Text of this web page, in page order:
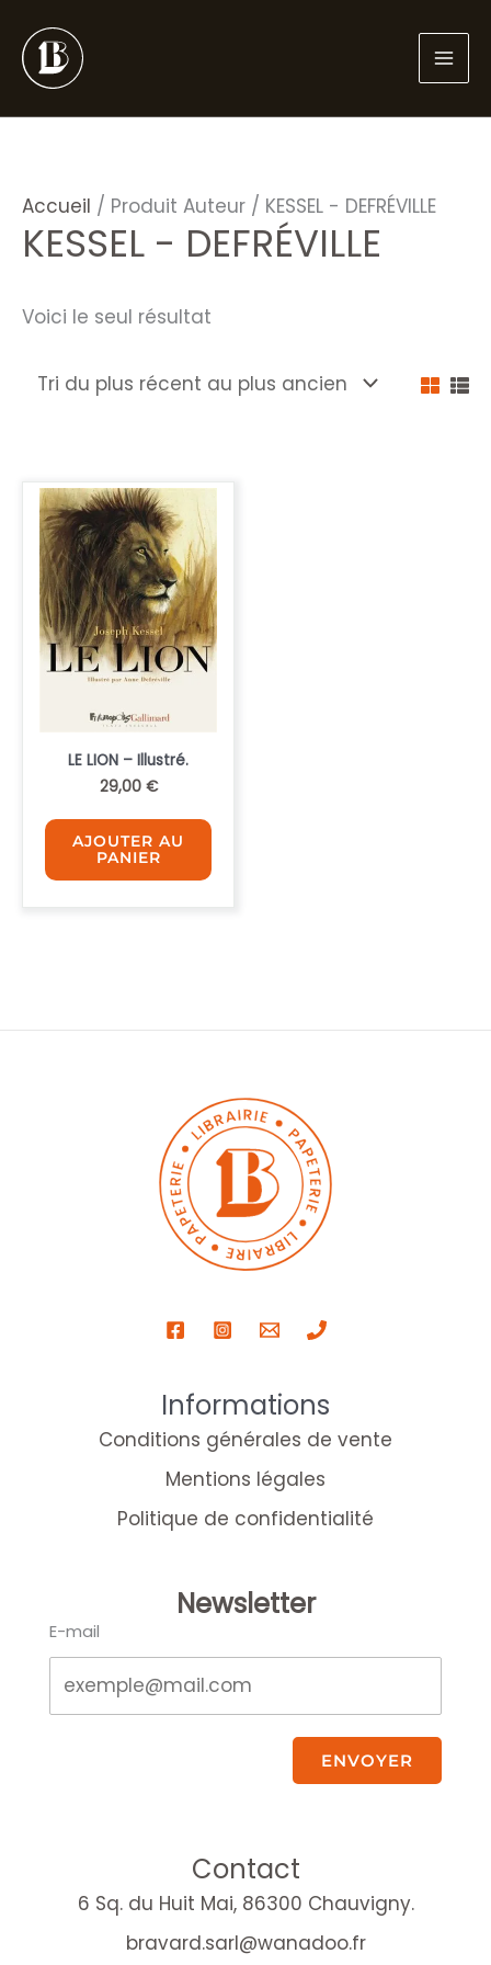
au
contenu
Accueil / Produit Auteur / KESSEL - DEFRÉVILLE
KESSEL - DEFRÉVILLE
Voici le seul résultat
LE LION – Illustré.
29,00 €
AJOUTER AU
PANIER
Informations
Conditions générales de vente
Mentions légales
Politique de confidentialité
Newsletter
E-mail
ENVOYER
Contact
6 Sq. du Huit Mai, 86300 Chauvigny.
bravard.sarl@wanadoo.fr